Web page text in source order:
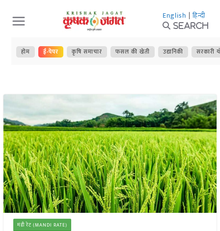
Skip
to
content
English | हिन्दी
Search
होम ई-पेपर कृषि समाचार फसल की खेती उद्यानिकी सरकारी
मंडी रेट (MANDI RATE)